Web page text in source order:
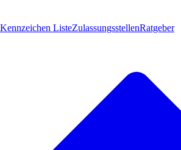
Kennzeichen ListeZulassungsstellenRatgeber